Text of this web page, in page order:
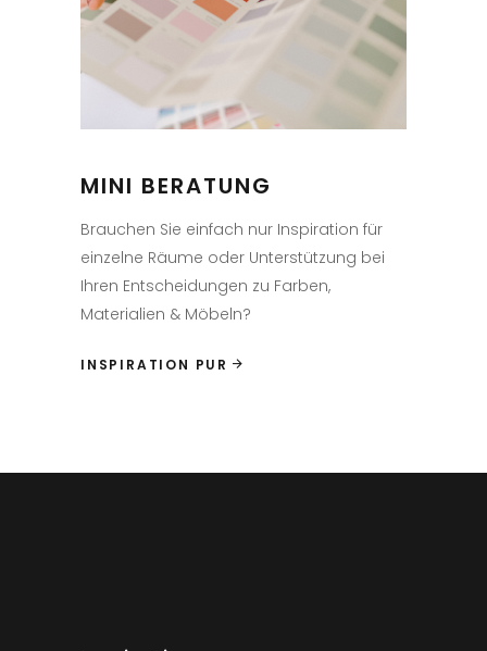
MINI BERATUNG
Brauchen Sie einfach nur Inspiration für
einzelne Räume oder Unterstützung bei
Ihren Entscheidungen zu Farben,
Materialien & Möbeln?
INSPIRATION PUR